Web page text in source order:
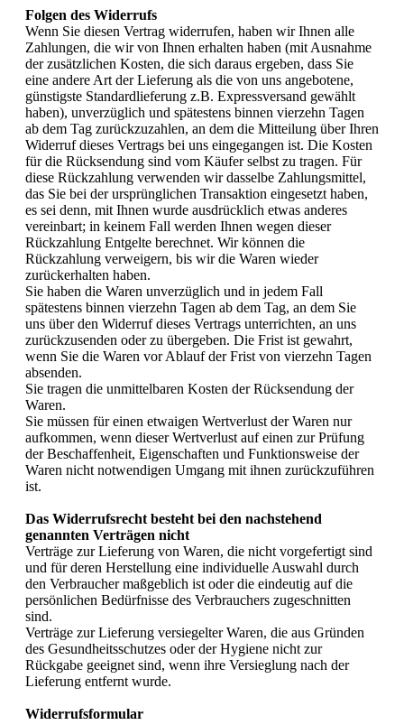
Folgen des Widerrufs
Wenn Sie diesen Vertrag widerrufen, haben wir Ihnen alle
Zahlungen, die wir von Ihnen erhalten haben (mit Ausnahme
der zusätzlichen Kosten, die sich daraus ergeben, dass Sie
eine andere Art der Lieferung als die von uns angebotene,
günstigste Standardlieferung z.B. Expressversand gewählt
haben), unverzüglich und spätestens binnen vierzehn Tagen
ab dem Tag zurückzuzahlen, an dem die Mitteilung über Ihren
Widerruf dieses Vertrags bei uns eingegangen ist. Die Kosten
für die Rücksendung sind vom Käufer selbst zu tragen. Für
diese Rückzahlung verwenden wir dasselbe Zahlungsmittel,
das Sie bei der ursprünglichen Transaktion eingesetzt haben,
es sei denn, mit Ihnen wurde ausdrücklich etwas anderes
vereinbart; in keinem Fall werden Ihnen wegen dieser
Rückzahlung Entgelte berechnet. Wir können die
Rückzahlung verweigern, bis wir die Waren wieder
zurückerhalten haben.
Sie haben die Waren unverzüglich und in jedem Fall
spätestens binnen vierzehn Tagen ab dem Tag, an dem Sie
uns über den Widerruf dieses Vertrags unterrichten, an uns
zurückzusenden oder zu übergeben. Die Frist ist gewahrt,
wenn Sie die Waren vor Ablauf der Frist von vierzehn Tagen
absenden.
Sie tragen die unmittelbaren Kosten der Rücksendung der
Waren.
Sie müssen für einen etwaigen Wertverlust der Waren nur
aufkommen, wenn dieser Wertverlust auf einen zur Prüfung
der Beschaffenheit, Eigenschaften und Funktionsweise der
Waren nicht notwendigen Umgang mit ihnen zurückzuführen
ist.
Das Widerrufsrecht besteht bei den nachstehend
genannten Verträgen nicht
Verträge zur Lieferung von Waren, die nicht vorgefertigt sind
und für deren Herstellung eine individuelle Auswahl durch
den Verbraucher maßgeblich ist oder die eindeutig auf die
persönlichen Bedürfnisse des Verbrauchers zugeschnitten
sind.
Verträge zur Lieferung versiegelter Waren, die aus Gründen
des Gesundheitsschutzes oder der Hygiene nicht zur
Rückgabe geeignet sind, wenn ihre Versieglung nach der
Lieferung entfernt wurde.
Widerrufsformular